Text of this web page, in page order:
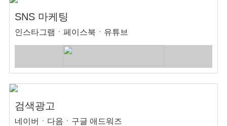
SNS 마케팅
인스타그램ㆍ페이스북ㆍ유튜브
검색광고
네이버ㆍ다음ㆍ구글 애드워즈